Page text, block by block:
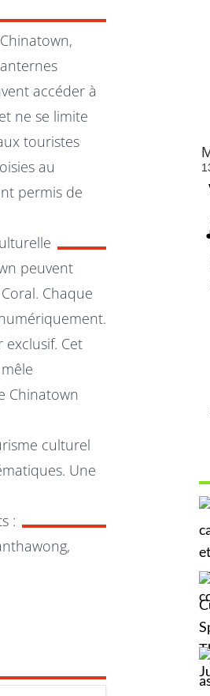
accéder à
ne se limite
touristes
au
permis de
peuvent
Chaque
Cet
Chinatown
culturel
Une
: